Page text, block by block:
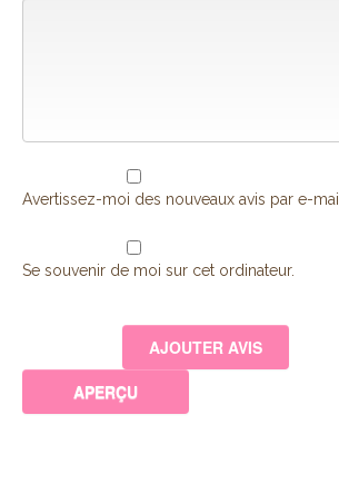
Avertissez-moi des nouveaux avis par e-mail.
Se souvenir de moi sur cet ordinateur.